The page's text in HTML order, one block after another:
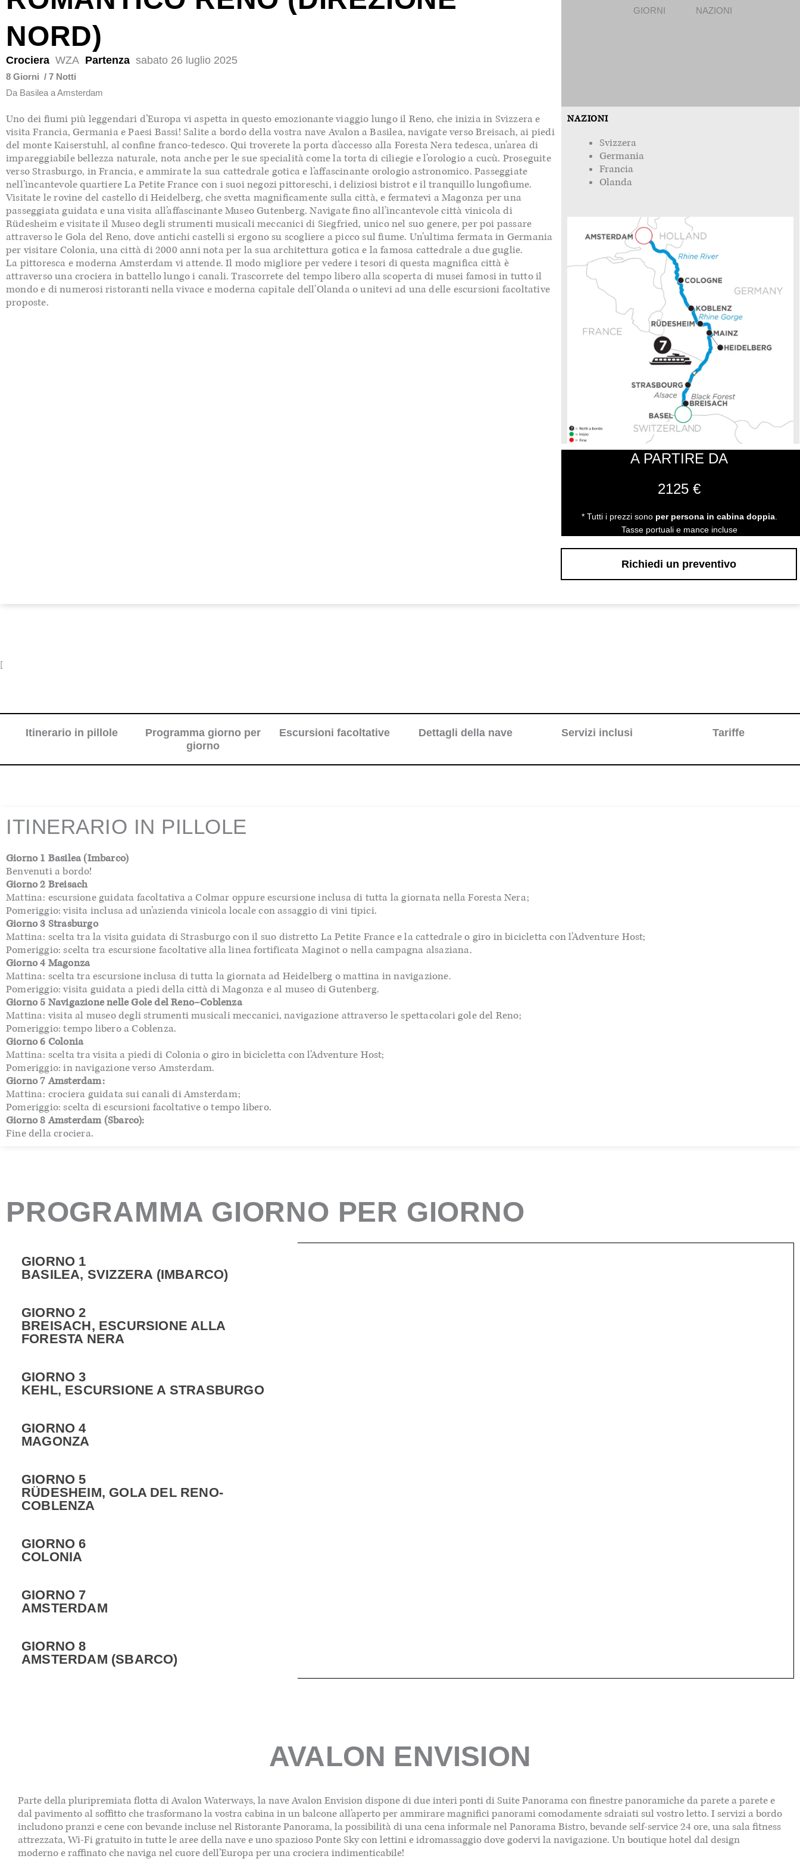
NORD)
Crociera WZA Partenza sabato 26 luglio 2025
8 Giorni / 7 Notti
Da Basilea a Amsterdam
GIORNI NAZIONI
Uno dei fiumi più leggendari d’Europa vi aspetta in questo emozionante viaggio lungo il Reno, che inizia in Svizzera e
visita Francia, Germania e Paesi Bassi! Salite a bordo della vostra nave Avalon a Basilea, navigate verso Breisach, ai piedi
del monte Kaiserstuhl, al confine franco-tedesco. Qui troverete la porta d’accesso alla Foresta Nera tedesca, un’area di
impareggiabile bellezza naturale, nota anche per le sue specialità come la torta di ciliegie e l’orologio a cucù. Proseguite
verso Strasburgo, in Francia, e ammirate la sua cattedrale gotica e l’affascinante orologio astronomico. Passeggiate
nell’incantevole quartiere La Petite France con i suoi negozi pittoreschi, i deliziosi bistrot e il tranquillo lungofiume.
Visitate le rovine del castello di Heidelberg, che svetta magnificamente sulla città, e fermatevi a Magonza per una
passeggiata guidata e una visita all’affascinante Museo Gutenberg. Navigate fino all’incantevole città vinicola di
Rüdesheim e visitate il Museo degli strumenti musicali meccanici di Siegfried, unico nel suo genere, per poi passare
attraverso le Gola del Reno, dove antichi castelli si ergono su scogliere a picco sul fiume. Un’ultima fermata in Germania
per visitare Colonia, una città di 2000 anni nota per la sua architettura gotica e la famosa cattedrale a due guglie.
La pittoresca e moderna Amsterdam vi attende. Il modo migliore per vedere i tesori di questa magnifica città è
attraverso una crociera in battello lungo i canali. Trascorrete del tempo libero alla scoperta di musei famosi in tutto il
mondo e di numerosi ristoranti nella vivace e moderna capitale dell’Olanda o unitevi ad una delle escursioni facoltative
proposte.
NAZIONI
Svizzera
Germania
Francia
Olanda
A PARTIRE DA
2125 €
* Tutti i prezzi sono per persona in cabina doppia.
Tasse portuali e mance incluse
Richiedi un preventivo
[
Itinerario in pillole
Programma giorno per
giorno
Escursioni facoltative Dettagli della nave Servizi inclusi Tariffe
ITINERARIO IN PILLOLE
Giorno 1 Basilea (Imbarco)
Benvenuti a bordo!
Giorno 2 Breisach
Mattina: escursione guidata facoltativa a Colmar oppure escursione inclusa di tutta la giornata nella Foresta Nera;
Pomeriggio: visita inclusa ad un’azienda vinicola locale con assaggio di vini tipici.
Giorno 3 Strasburgo
Mattina: scelta tra la visita guidata di Strasburgo con il suo distretto La Petite France e la cattedrale o giro in bicicletta con l’Adventure Host;
Pomeriggio: scelta tra escursione facoltative alla linea fortificata Maginot o nella campagna alsaziana.
Giorno 4 Magonza
Mattina: scelta tra escursione inclusa di tutta la giornata ad Heidelberg o mattina in navigazione.
Pomeriggio: visita guidata a piedi della città di Magonza e al museo di Gutenberg.
Giorno 5 Navigazione nelle Gole del Reno–Coblenza
Mattina: visita al museo degli strumenti musicali meccanici, navigazione attraverso le spettacolari gole del Reno;
Pomeriggio: tempo libero a Coblenza.
Giorno 6 Colonia
Mattina: scelta tra visita a piedi di Colonia o giro in bicicletta con l’Adventure Host;
Pomeriggio: in navigazione verso Amsterdam.
Giorno 7 Amsterdam:
Mattina: crociera guidata sui canali di Amsterdam;
Pomeriggio: scelta di escursioni facoltative o tempo libero.
Giorno 8 Amsterdam (Sbarco):
Fine della crociera.
PROGRAMMA GIORNO PER GIORNO
GIORNO 1
BASILEA, SVIZZERA (IMBARCO)
GIORNO 2
BREISACH, ESCURSIONE ALLA
FORESTA NERA
GIORNO 3
KEHL, ESCURSIONE A STRASBURGO
GIORNO 4
MAGONZA
GIORNO 5
RÜDESHEIM, GOLA DEL RENO-
COBLENZA
GIORNO 6
COLONIA
GIORNO 7
AMSTERDAM
GIORNO 8
AMSTERDAM (SBARCO)
AVALON ENVISION
Parte della pluripremiata flotta di Avalon Waterways, la nave Avalon Envision dispone di due interi ponti di Suite Panorama con finestre panoramiche da parete a parete e
dal pavimento al soffitto che trasformano la vostra cabina in un balcone all’aperto per ammirare magnifici panorami comodamente sdraiati sul vostro letto. I servizi a bordo
includono pranzi e cene con bevande incluse nel Ristorante Panorama, la possibilità di una cena informale nel Panorama Bistro, bevande self-service 24 ore, una sala fitness
attrezzata, Wi-Fi gratuito in tutte le aree della nave e uno spazioso Ponte Sky con lettini e idromassaggio dove godervi la navigazione. Un boutique hotel dal design
moderno e raffinato che naviga nel cuore dell’Europa per una crociera indimenticabile!